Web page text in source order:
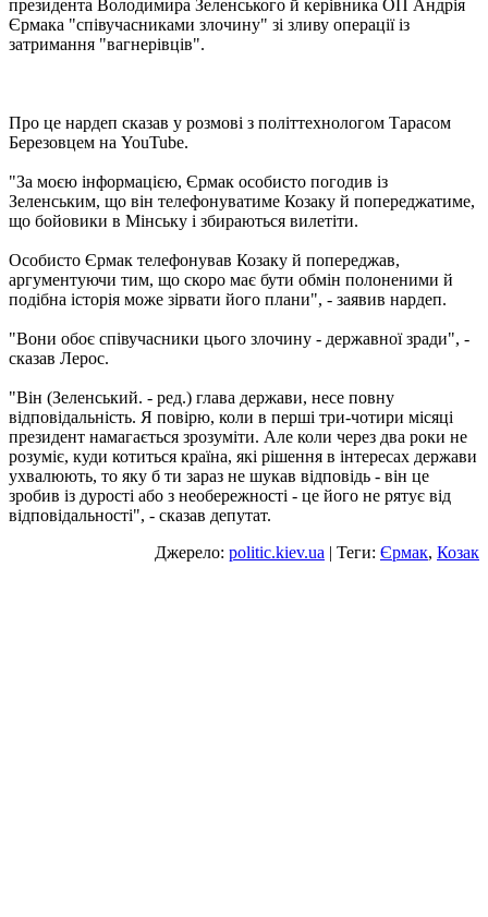
президента Володимира Зеленського й керівника ОП Андрія
Єрмака "співучасниками злочину" зі зливу операції із
затримання "вагнерівців".
Про це нардеп сказав у розмові з політтехнологом Тарасом
Березовцем на YouTube.
"За моєю інформацією, Єрмак особисто погодив із
Зеленським, що він телефонуватиме Козаку й попереджатиме,
що бойовики в Мінську і збираються вилетіти.
Особисто Єрмак телефонував Козаку й попереджав,
аргументуючи тим, що скоро має бути обмін полоненими й
подібна історія може зірвати його плани", - заявив нардеп.
"Вони обоє співучасники цього злочину - державної зради", -
сказав Лерос.
"Він (Зеленський. - ред.) глава держави, несе повну
відповідальність. Я повірю, коли в перші три-чотири місяці
президент намагається зрозуміти. Але коли через два роки не
розуміє, куди котиться країна, які рішення в інтересах держави
ухвалюють, то яку б ти зараз не шукав відповідь - він це
зробив із дурості або з необережності - це його не рятує від
відповідальності", - сказав депутат.
Джерело: politic.kiev.ua | Теги: Єрмак, Козак